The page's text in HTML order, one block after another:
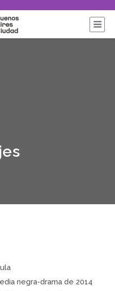
negra-drama de 2014